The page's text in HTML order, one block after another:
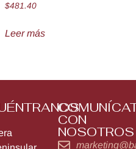
$481.40
Leer más
CON
NOSOTROS